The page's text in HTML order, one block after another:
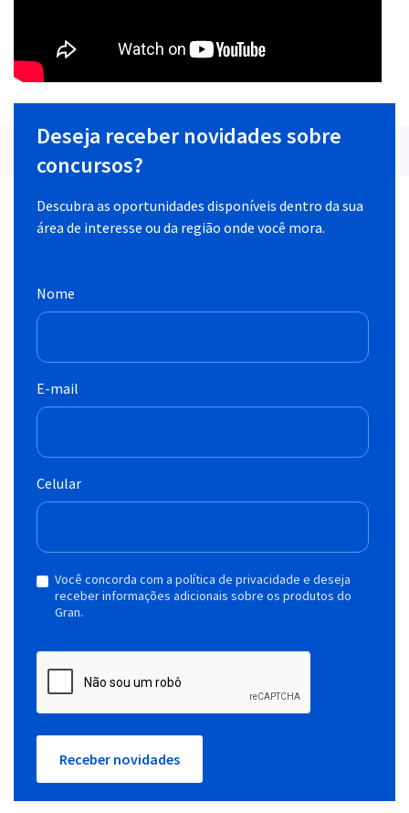
Deseja receber novidades sobre
concursos?
Descubra as oportunidades disponíveis dentro da sua
área de interesse ou da região onde você mora.
Nome
E-mail
Celular
Você concorda com a política de privacidade e deseja
receber informações adicionais sobre os produtos do
Gran.
Receber novidades